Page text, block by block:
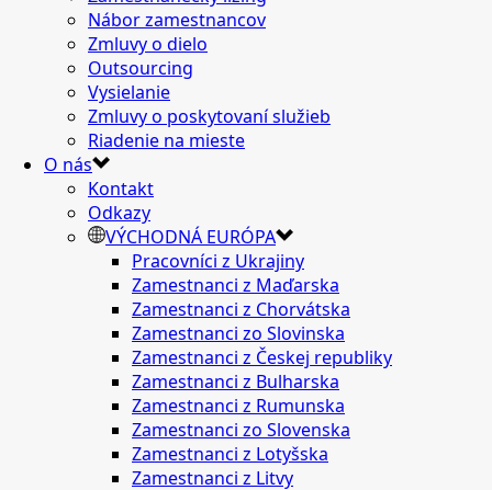
Nábor zamestnancov
Zmluvy o dielo
Outsourcing
Vysielanie
Zmluvy o poskytovaní služieb
Riadenie na mieste
O nás
Kontakt
Odkazy
VÝCHODNÁ EURÓPA
Pracovníci z Ukrajiny
Zamestnanci z Maďarska
Zamestnanci z Chorvátska
Zamestnanci zo Slovinska
Zamestnanci z Českej republiky
Zamestnanci z Bulharska
Zamestnanci z Rumunska
Zamestnanci zo Slovenska
Zamestnanci z Lotyšska
Zamestnanci z Litvy